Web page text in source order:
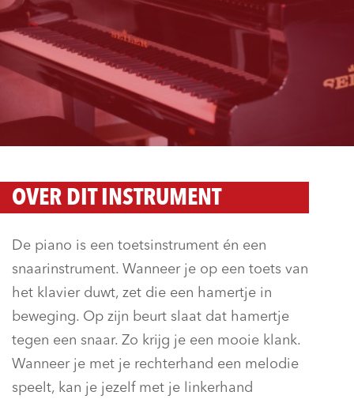
OVER DIT INSTRUMENT
De piano is een toetsinstrument én een
snaarinstrument. Wanneer je op een toets van
het klavier duwt, zet die een hamertje in
beweging. Op zijn beurt slaat dat hamertje
tegen een snaar. Zo krijg je een mooie klank.
Wanneer je met je rechterhand een melodie
speelt, kan je jezelf met je linkerhand